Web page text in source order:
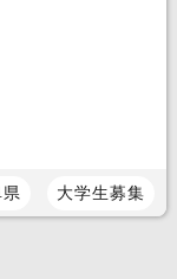
大学生募集